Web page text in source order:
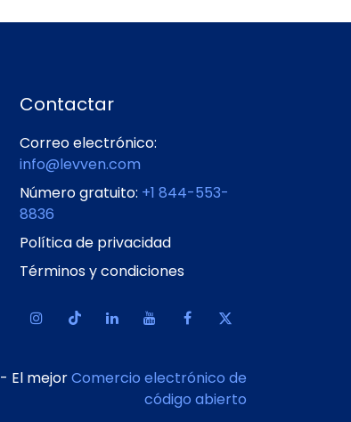
Contactar
Correo electrónico:
info@levven.com
Número gratuito: +1 844-553-
8836
Política de privacidad
Términos y condiciones
- El mejorComercio electrónico de
código abierto